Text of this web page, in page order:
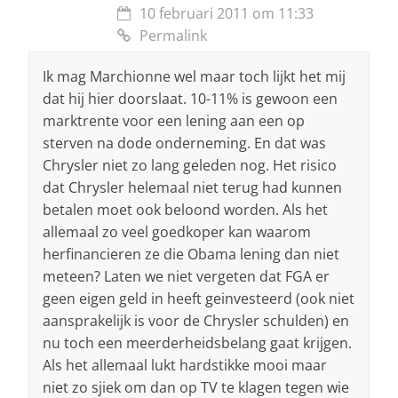
10 februari 2011 om 11:33
Permalink
Ik mag Marchionne wel maar toch lijkt het mij
dat hij hier doorslaat. 10-11% is gewoon een
marktrente voor een lening aan een op
sterven na dode onderneming. En dat was
Chrysler niet zo lang geleden nog. Het risico
dat Chrysler helemaal niet terug had kunnen
betalen moet ook beloond worden. Als het
allemaal zo veel goedkoper kan waarom
herfinancieren ze die Obama lening dan niet
meteen? Laten we niet vergeten dat FGA er
geen eigen geld in heeft geinvesteerd (ook niet
aansprakelijk is voor de Chrysler schulden) en
nu toch een meerderheidsbelang gaat krijgen.
Als het allemaal lukt hardstikke mooi maar
niet zo sjiek om dan op TV te klagen tegen wie